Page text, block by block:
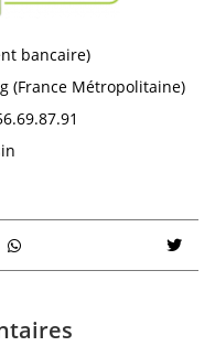
bancaire)
(France Métropolitaine)